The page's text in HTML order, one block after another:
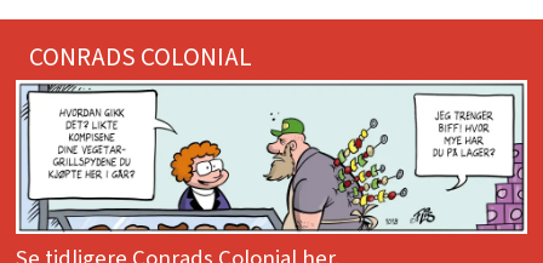
CONRADS COLONIAL